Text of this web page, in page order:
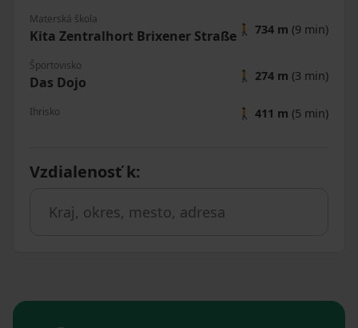
Materská škola
Kita Zentralhort Brixener Straße 🚶 734 m (9 min)
Športovisko
Das Dojo 🚶 274 m (3 min)
Ihrisko 🚶 411 m (5 min)
Vzdialenosť k: